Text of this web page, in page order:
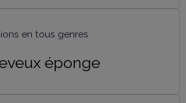
en tous genres
éponge